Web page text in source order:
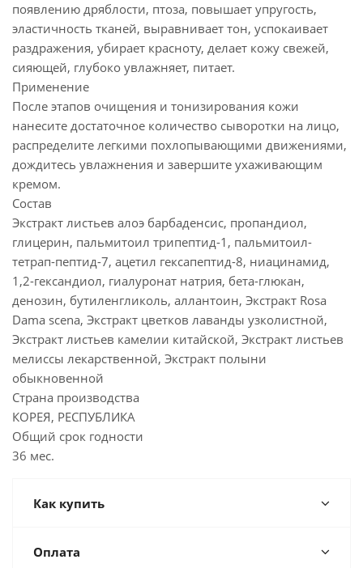
появлению дряблости, птоза, повышает упругость,
эластичность тканей, выравнивает тон, успокаивает
раздражения, убирает красноту, делает кожу свежей,
сияющей, глубоко увлажняет, питает.
Применение
После этапов очищения и тонизирования кожи
нанесите достаточное количество сыворотки на лицо,
распределите легкими похлопывающими движениями,
дождитесь увлажнения и завершите ухаживающим
кремом.
Состав
Экстракт листьев алоэ барбаденсис, пропандиол,
глицерин, пальмитоил трипептид-1, пальмитоил-
тетрап-пептид-7, ацетил гексапептид-8, ниацинамид,
1,2-гександиол, гиалуронат натрия, бета-глюкан,
денозин, бутиленгликоль, аллантоин, Экстракт Rosa
Dama scena, Экстракт цветков лаванды узколистной,
Экстракт листьев камелии китайской, Экстракт листьев
мелиссы лекарственной, Экстракт полыни
обыкновенной
Страна производства
КОРЕЯ, РЕСПУБЛИКА
Общий срок годности
36 мес.
Как купить
Оплата